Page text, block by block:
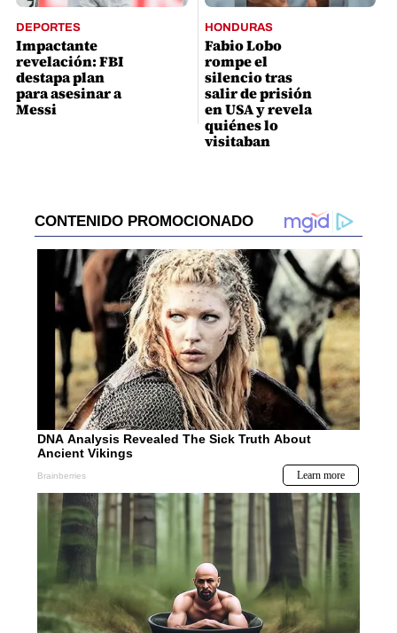
DEPORTES
Impactante
revelación: FBI
destapa plan
para asesinar a
Messi
HONDURAS
Fabio Lobo
rompe el
silencio tras
salir de prisión
en USA y revela
quiénes lo
visitaban